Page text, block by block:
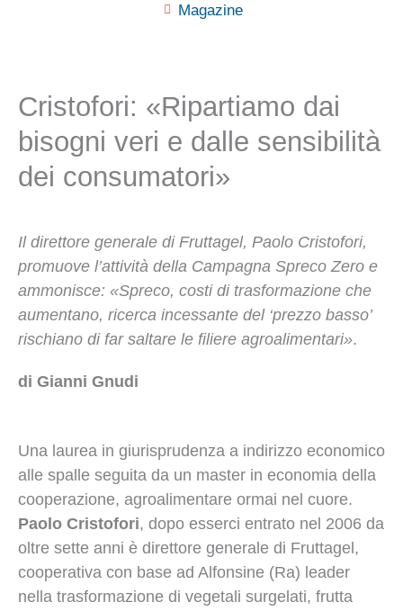
Magazine
Cristofori: «Ripartiamo dai
bisogni veri e dalle sensibilità
dei consumatori»
Il direttore generale di Fruttagel, Paolo Cristofori,
promuove l’attività della Campagna Spreco Zero e
ammonisce: «Spreco, costi di trasformazione che
aumentano, ricerca incessante del ‘prezzo basso’
rischiano di far saltare le filiere agroalimentari».
di Gianni Gnudi
Una laurea in giurisprudenza a indirizzo economico
alle spalle seguita da un master in economia della
cooperazione, agroalimentare ormai nel cuore.
Paolo Cristofori, dopo esserci entrato nel 2006 da
oltre sette anni è direttore generale di Fruttagel,
cooperativa con base ad Alfonsine (Ra) leader
nella trasformazione di vegetali surgelati, frutta